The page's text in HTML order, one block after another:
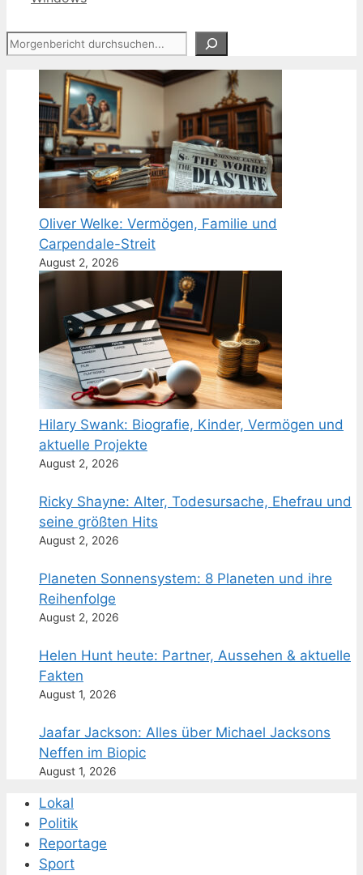
Suchen
Oliver Welke: Vermögen, Familie und
Carpendale-Streit
August 2, 2026
Hilary Swank: Biografie, Kinder, Vermögen und
aktuelle Projekte
August 2, 2026
Ricky Shayne: Alter, Todesursache, Ehefrau und
seine größten Hits
August 2, 2026
Planeten Sonnensystem: 8 Planeten und ihre
Reihenfolge
August 2, 2026
Helen Hunt heute: Partner, Aussehen & aktuelle
Fakten
August 1, 2026
Jaafar Jackson: Alles über Michael Jacksons
Neffen im Biopic
August 1, 2026
Lokal
Politik
Reportage
Sport